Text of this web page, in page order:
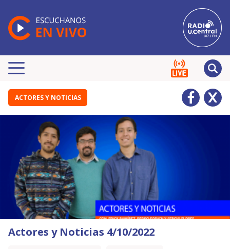
ACTORES Y NOTICIAS
Actores y Noticias 4/10/2022